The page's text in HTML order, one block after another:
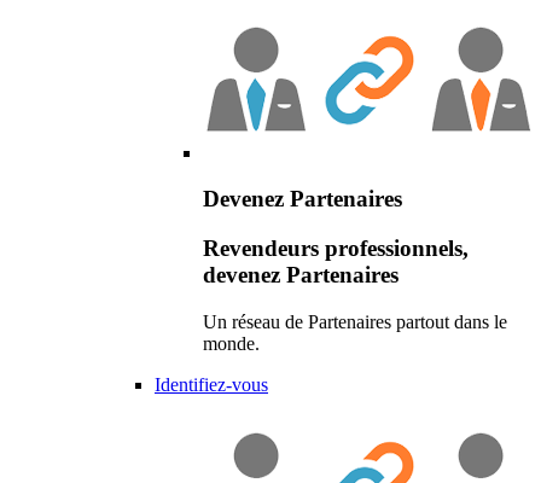
Devenez Partenaires
Revendeurs professionnels,
devenez Partenaires
Un réseau de Partenaires partout dans le
monde.
Identifiez-vous